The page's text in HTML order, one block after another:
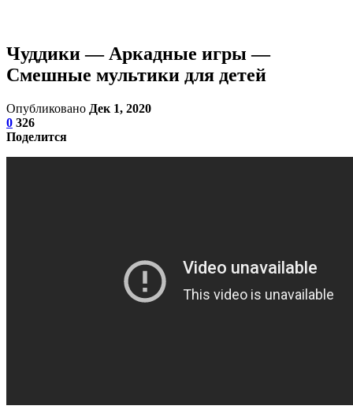
Чуддики — Аркадные игры —
Смешные мультики для детей
Опубликовано Дек 1, 2020
0 326
Поделится